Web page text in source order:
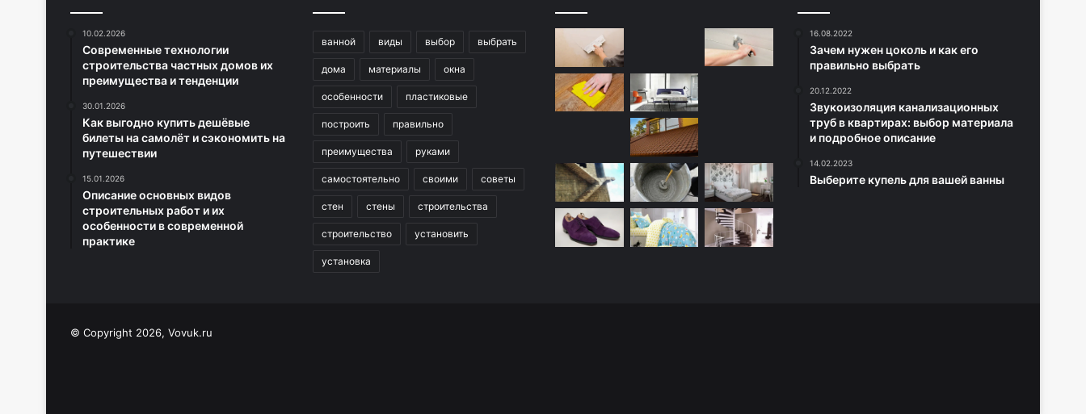
10.02.2026
Современные технологии
строительства частных домов их
преимущества и тенденции
30.01.2026
Как выгодно купить дешёвые
билеты на самолёт и сэкономить на
путешествии
15.01.2026
Описание основных видов
строительных работ и их
особенности в современной
практике
ванной виды выбор выбрать
дома материалы окна
особенности пластиковые
построить правильно
преимущества руками
самостоятельно своими советы
стен стены строительства
строительство установить
установка
16.08.2022
Зачем нужен цоколь и как его
правильно выбрать
20.12.2022
Звукоизоляция канализационных
труб в квартирах: выбор материала
и подробное описание
14.02.2023
Выберите купель для вашей ванны
© Copyright 2026, Vovuk.ru